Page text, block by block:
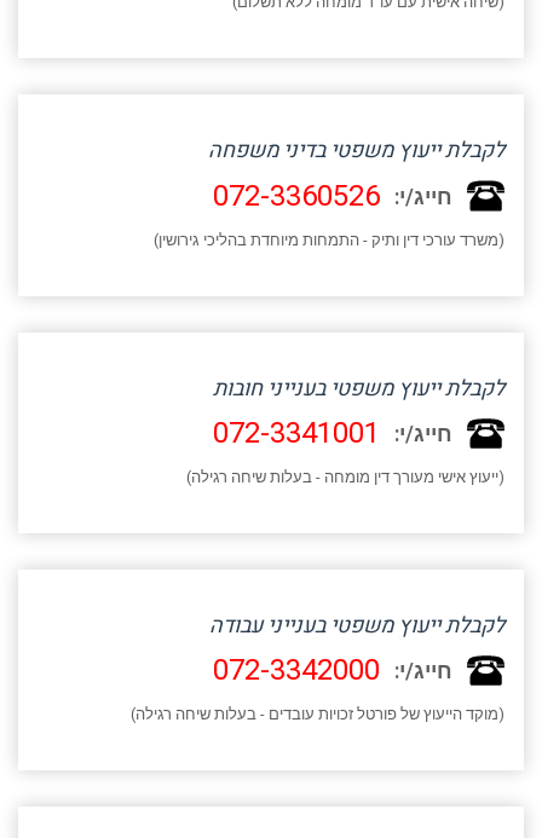
לקבלת ייעוץ משפטי בדיני משפחה
חייג/י: 072-3360526
(משרד עורכי דין ותיק - התמחות מיוחדת בהליכי גירושין)
לקבלת ייעוץ משפטי בענייני חובות
חייג/י: 072-3341001
(ייעוץ אישי מעורך דין מומחה - בעלות שיחה רגילה)
לקבלת ייעוץ משפטי בענייני עבודה
חייג/י: 072-3342000
(מוקד הייעוץ של פורטל זכויות עובדים - בעלות שיחה רגילה)